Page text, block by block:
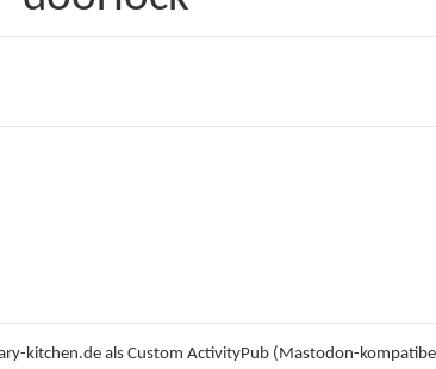
kitchen.de als Custom ActivityPub (Mastodon-